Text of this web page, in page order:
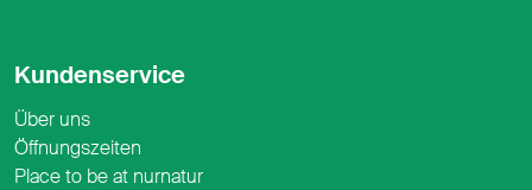
Kundenservice
Über uns
Öffnungszeiten
Place to be at nurnatur